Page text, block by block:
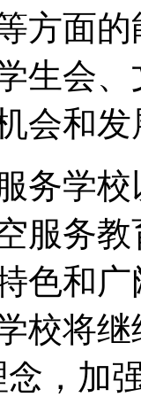
方面
生会
会和
务学
服务
色和
校将
念，加